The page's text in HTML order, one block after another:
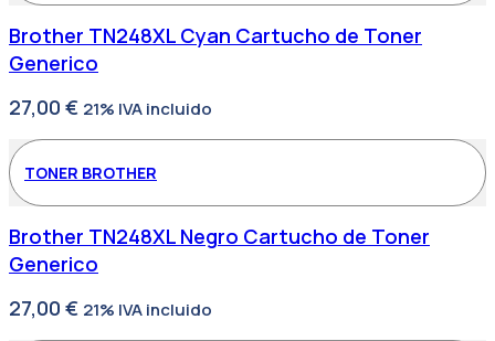
Brother TN248XL Cyan Cartucho de Toner
Generico
27,00 € 21% IVA incluido
TONER BROTHER
Brother TN248XL Negro Cartucho de Toner
Generico
27,00 € 21% IVA incluido